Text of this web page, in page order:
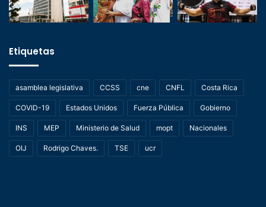
Etiquetas
asamblea legislativa CCSS cne CNFL Costa Rica
COVID-19 Estados Unidos Fuerza Pública Gobierno
INS MEP Ministerio de Salud mopt Nacionales
OIJ Rodrigo Chaves. TSE ucr